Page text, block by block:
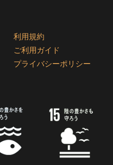
利用規約
ご利用ガイド
プライバシーポリシー